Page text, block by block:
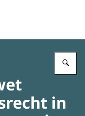
toetsing regeldruk
in